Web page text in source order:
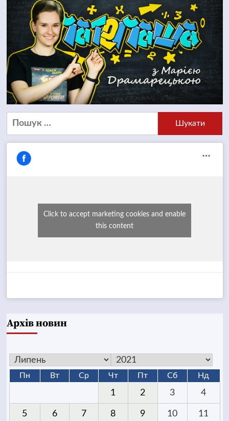
Пошук:
Click to accept marketing cookies and enable
this content
Архів новин
Пн Вт Ср Чт Пт Сб Нд
1 2 3 4
5 6 7 8 9 10 11